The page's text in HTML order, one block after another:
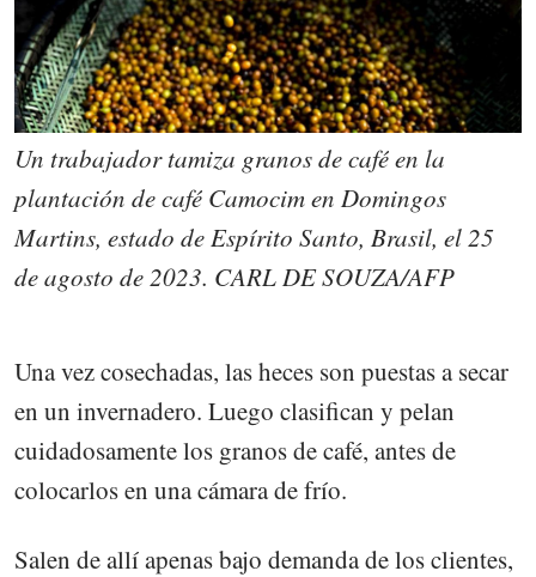
Un trabajador tamiza granos de café en la
plantación de café Camocim en Domingos
Martins, estado de Espírito Santo, Brasil, el 25
de agosto de 2023. CARL DE SOUZA/AFP
Una vez cosechadas, las heces son puestas a secar
en un invernadero. Luego clasifican y pelan
cuidadosamente los granos de café, antes de
colocarlos en una cámara de frío.
Salen de allí apenas bajo demanda de los clientes,